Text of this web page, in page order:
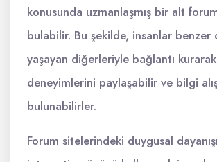
konusunda uzmanlaşmış bir alt
bulabilir. Bu şekilde, insanlar benzer
yaşayan diğerleriyle bağlantı kurarak
deneyimlerini paylaşabilir ve bilgi
bulunabilirler.
Forum sitelerindeki duygusal